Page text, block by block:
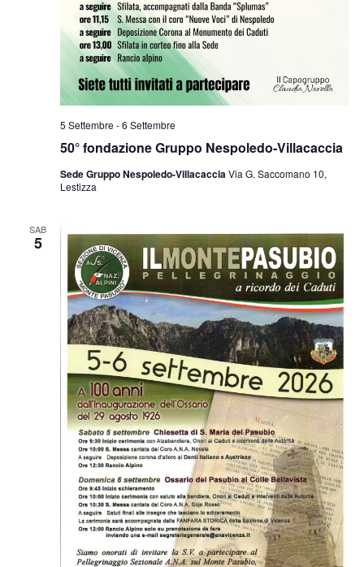
50° fondazione Gruppo Nespoledo-Villacaccia
5 Settembre -6 Settembre
Sede Gruppo Nespoledo-VillacacciaVia G. Saccomano 10,
Lestizza
SAB
5